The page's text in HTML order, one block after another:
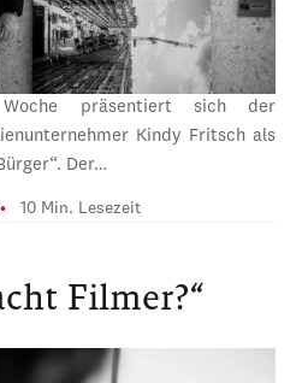
Woche präsentiert sich der
Kindy Fritsch als
Der…
10 Min. Lesezeit
Filmer?“